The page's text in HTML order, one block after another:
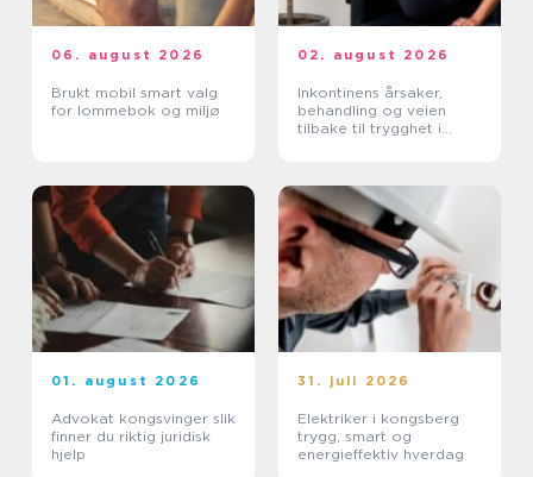
06. august 2026
Brukt mobil smart valg
for lommebok og miljø
02. august 2026
Inkontinens årsaker,
behandling og veien
tilbake til trygghet i
01. august 2026
Advokat kongsvinger slik
finner du riktig juridisk
hjelp
31. juli 2026
Elektriker i kongsberg
trygg, smart og
energieffektiv hverdag